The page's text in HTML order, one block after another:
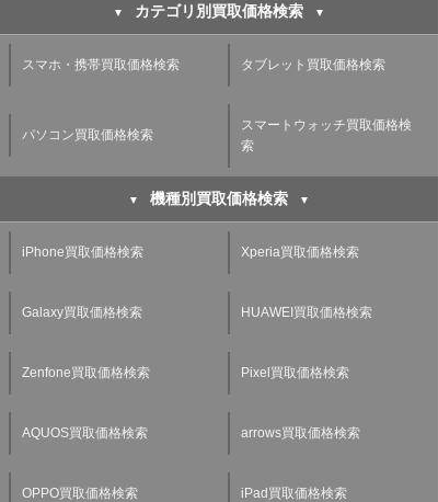
カテゴリ別買取価格検索
スマホ・携帯買取価格検索 タブレット買取価格検索
パソコン買取価格検索
スマートウォッチ買取価格検
索
機種別買取価格検索
iPhone買取価格検索 Xperia買取価格検索
Galaxy買取価格検索 HUAWEI買取価格検索
Zenfone買取価格検索 Pixel買取価格検索
AQUOS買取価格検索 arrows買取価格検索
OPPO買取価格検索 iPad買取価格検索